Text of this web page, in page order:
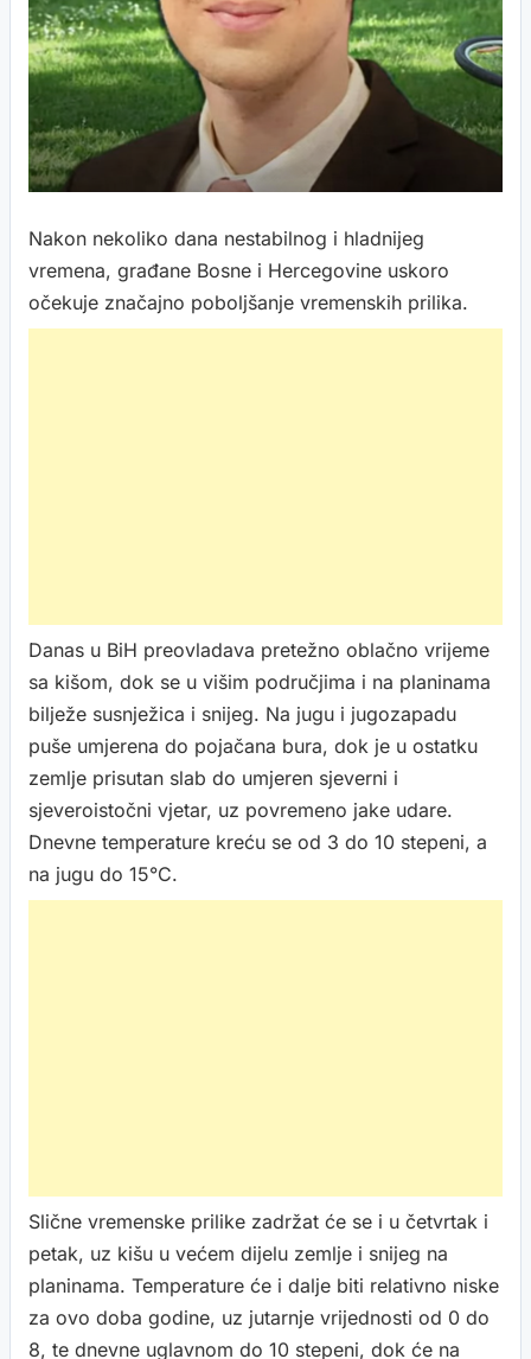
Nakon nekoliko dana nestabilnog i hladnijeg
vremena, građane Bosne i Hercegovine uskoro
očekuje značajno poboljšanje vremenskih prilika.
Danas u BiH preovladava pretežno oblačno vrijeme
sa kišom, dok se u višim područjima i na planinama
bilježe susnježica i snijeg. Na jugu i jugozapadu
puše umjerena do pojačana bura, dok je u ostatku
zemlje prisutan slab do umjeren sjeverni i
sjeveroistočni vjetar, uz povremeno jake udare.
Dnevne temperature kreću se od 3 do 10 stepeni, a
na jugu do 15°C.
Slične vremenske prilike zadržat će se i u četvrtak i
petak, uz kišu u većem dijelu zemlje i snijeg na
planinama. Temperature će i dalje biti relativno niske
za ovo doba godine, uz jutarnje vrijednosti od 0 do
8, te dnevne uglavnom do 10 stepeni, dok će na